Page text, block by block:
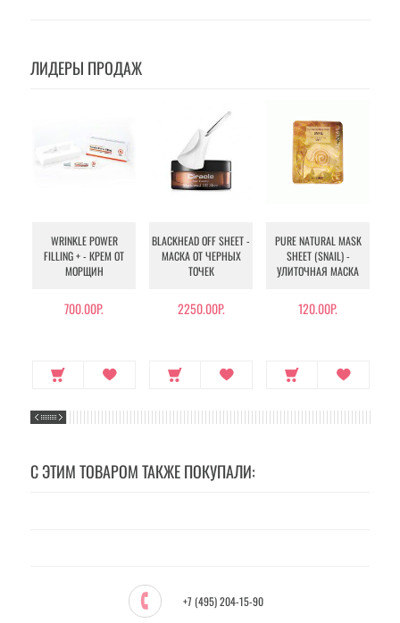
ЛИДЕРЫ ПРОДАЖ
WRINKLE POWER
FILLING + - КРЕМ ОТ
МОРЩИН
700.00Р.
BLACKHEAD OFF SHEET -
МАСКА ОТ ЧЕРНЫХ
ТОЧЕК
2250.00Р.
PURE NATURAL MASK
SHEET (SNAIL) -
УЛИТОЧНАЯ МАСКА
120.00Р.
С ЭТИМ ТОВАРОМ ТАКЖЕ ПОКУПАЛИ:
+7 (495) 204-15-90